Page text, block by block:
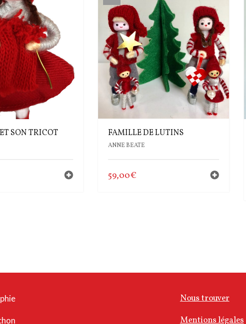
SON TRICOT FAMILLE DE LUTINS
ANNE BEATE
59,00€
Nous trouver
Mentions légales